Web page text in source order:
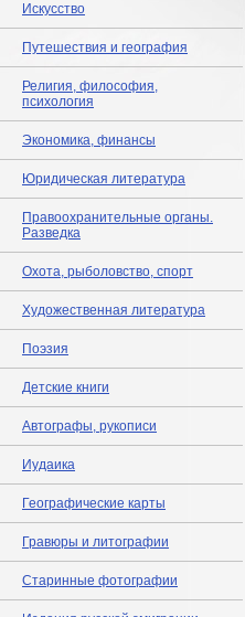
Искусство
Путешествия и география
Религия, философия,
психология
Экономика, финансы
Юридическая литература
Правоохранительные органы.
Разведка
Охота, рыболовство, спорт
Художественная литература
Поэзия
Детские книги
Автографы, рукописи
Иудаика
Географические карты
Гравюры и литографии
Старинные фотографии